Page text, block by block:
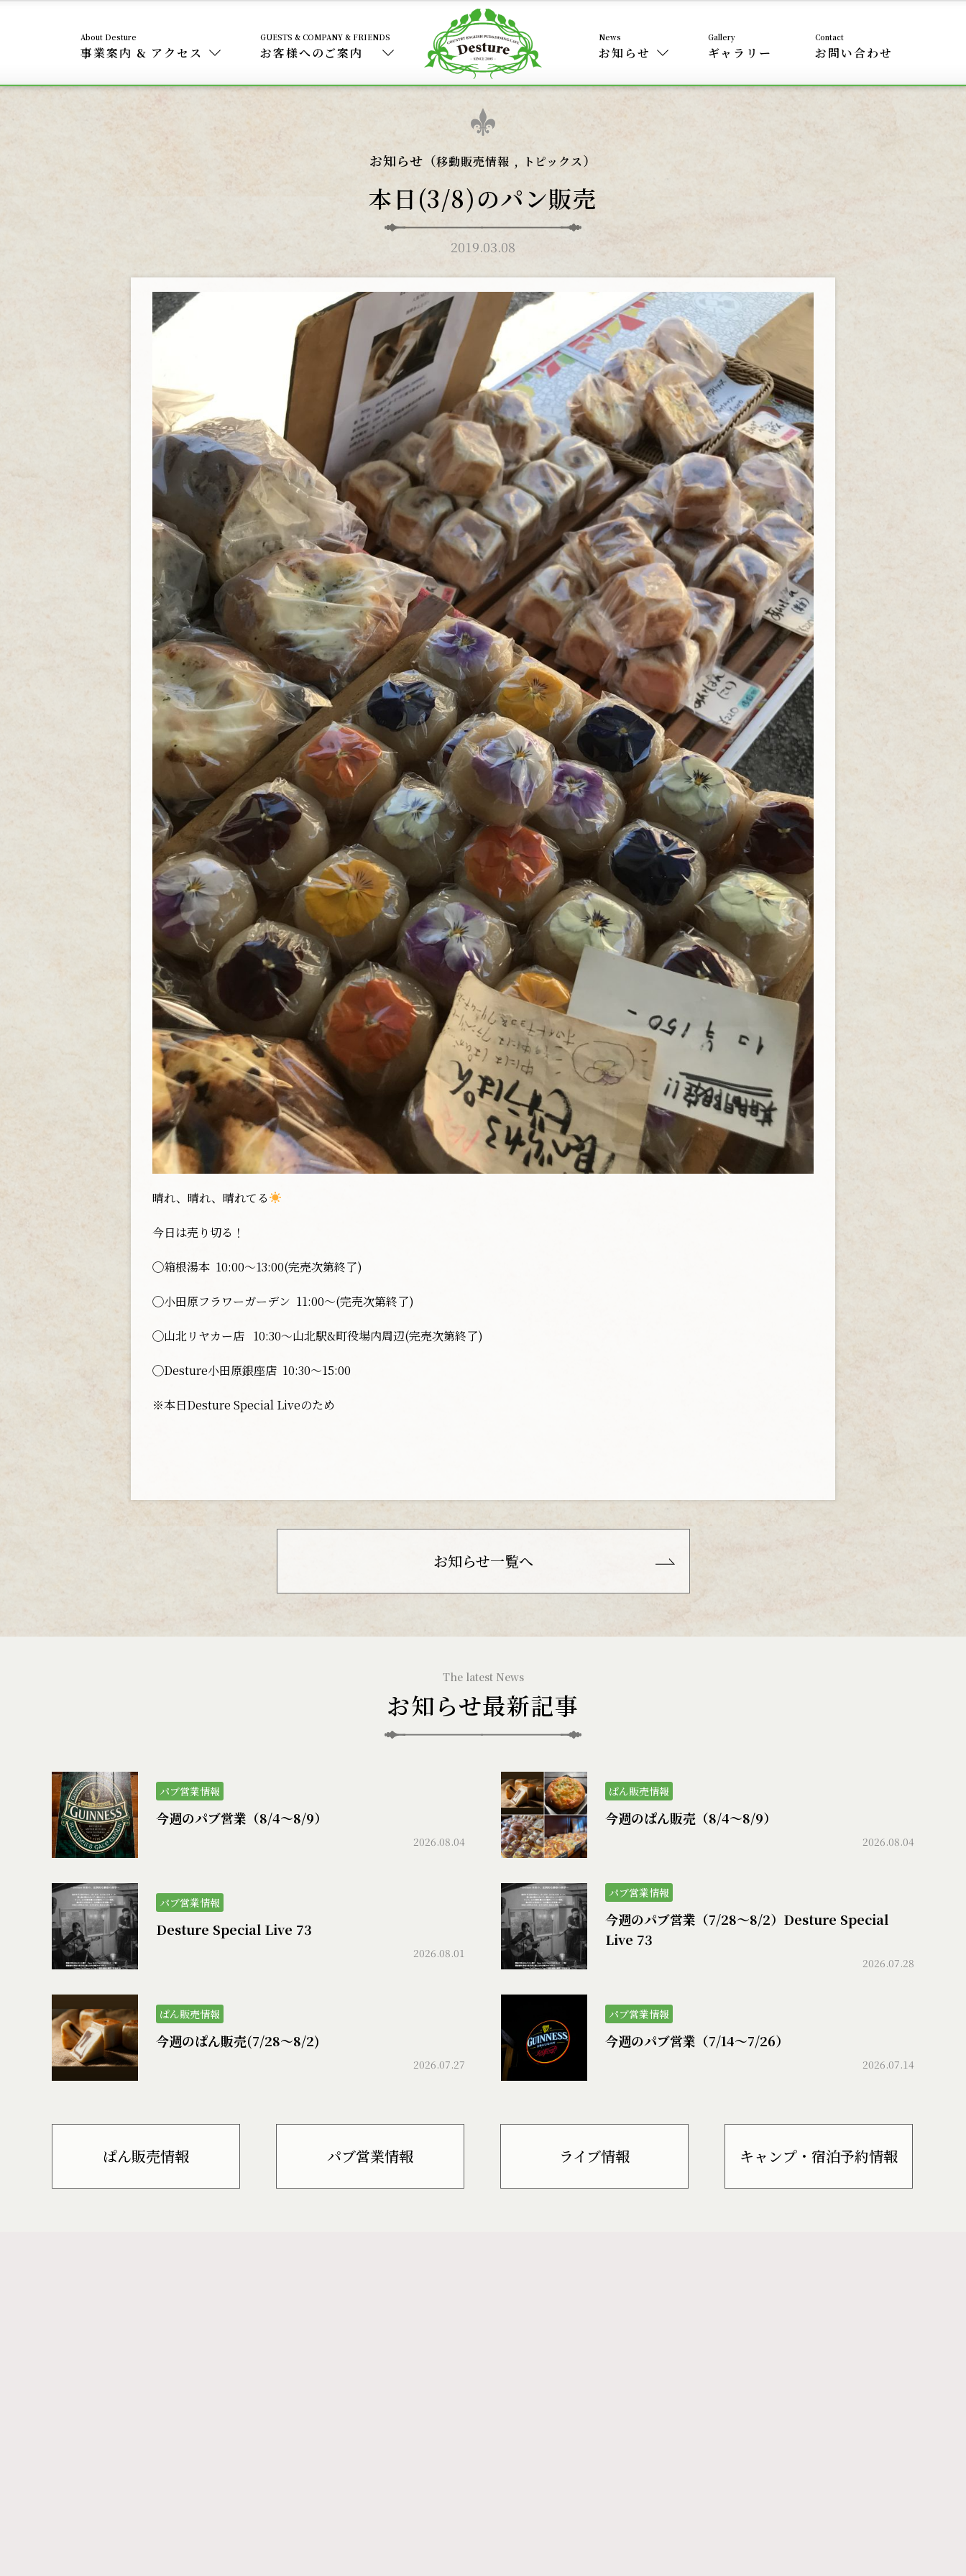
事業案内 & アクセス お客様へのご案内 お知らせ ギャラリー お問い合わせ
お知らせ（移動販売情報 , トピックス）
本日(3/8)のパン販売
2019.03.08
晴れ、晴れ、晴れてる
今日は売り切る！
◯箱根湯本 10:00〜13:00(完売次第終了)
◯小田原フラワーガーデン 11:00〜(完売次第終了)
◯山北リヤカー店 10:30〜山北駅&町役場内周辺(完売次第終了)
◯Desture小田原銀座店 10:30〜15:00
※本日Desture Special Liveのため
お知らせ一覧へ
お知らせ最新記事
パブ営業情報
今週のパブ営業（8/4〜8/9）
2026.08.04
ぱん販売情報
今週のぱん販売（8/4〜8/9）
2026.08.04
パブ営業情報
Desture Special Live 73
2026.08.01
パブ営業情報
今週のパブ営業（7/28〜8/2）Desture Special
Live 73
2026.07.28
ぱん販売情報
今週のぱん販売(7/28〜8/2)
2026.07.27
パブ営業情報
今週のパブ営業（7/14〜7/26）
2026.07.14
ぱん販売情報 パブ営業情報 ライブ情報 キャンプ・宿泊予約情報